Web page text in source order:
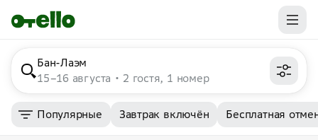
Бан-Лаэм
15–16 августа
2 гостя, 1 номер
Популярные Завтрак включён Бесплатная